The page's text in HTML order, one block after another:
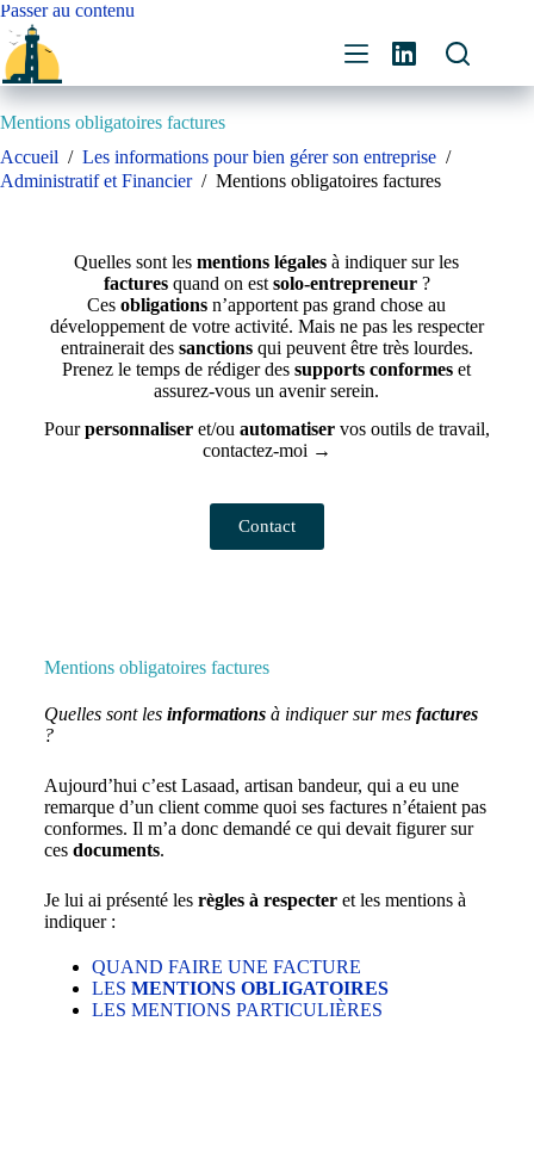
Passer au contenu
Mentions obligatoires factures
Accueil / Les informations pour bien gérer son entreprise /
Administratif et Financier / Mentions obligatoires factures
Quelles sont lesmentions légales à indiquer sur les
factures quand on est solo-entrepreneur?
Cesobligations n’apportent pas grand chose au
développement de votre activité. Mais ne pas les respecter
entrainerait des sanctionsqui peuvent être très lourdes.
Prenez le temps de rédiger dessupports conformes et
assurez-vous un avenir serein.
Pourpersonnaliser et/ouautomatiser vos outils de travail,
contactez-moi →
Contact
Mentions obligatoires factures
Quelles sont les informationsà indiquer sur mesfactures
?
Aujourd’hui c’est Lasaad, artisan bandeur, qui a eu une
remarque d’un client comme quoi ses factures n’étaient pas
conformes. Il m’a donc demandé ce qui devait figurer sur
ces documents.
Je lui ai présenté les règles à respecteret les mentions à
indiquer :
QUAND FAIRE UNE FACTURE
LES MENTIONS OBLIGATOIRES
LES MENTIONS PARTICULIÈRES